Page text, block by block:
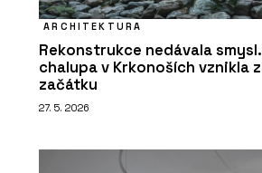
ARCHITEKTURA
Rekonstrukce nedávala
chalupa v Krkonoších vznikla
začátku
27. 5. 2026